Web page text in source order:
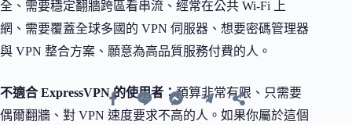
全、需要穩定翻牆跨區看串流、經常在公共 Wi-Fi 上
網、需要覆蓋全球多國的 VPN 伺服器、想要密碼管理器
與 VPN 整合方案、願意為高品質服務付費的人。
不適合 ExpressVPN 的使用者：預算非常有限、只需要
偶爾翻牆、對 VPN 速度要求不高的人。如果你屬於這個